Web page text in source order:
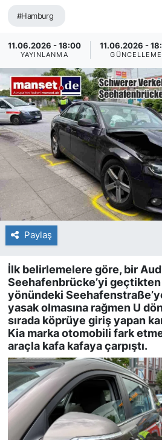
#Hamburg
11.06.2026 - 18:00
YAYINLANMA
11.06.2026 -
GÜNCELLEME
Paylaş
İlk belirlemelere göre, bir
Seehafenbrücke’yi
yönündeki
yasak olmasına rağmen U
sırada köprüye giriş yapan
Kia marka otomobili fark
araçla kafa kafaya çarpıştı.
SAĞLIK